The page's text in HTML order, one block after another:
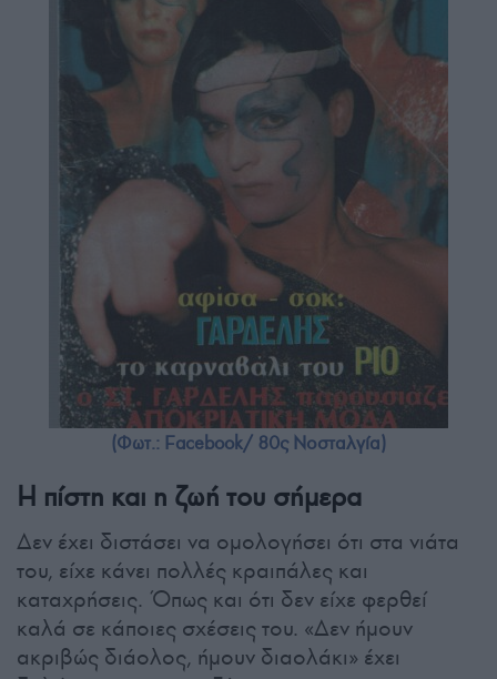
(Φωτ.: Facebook/ 80ς Νοσταλγία)
Η πίστη και η ζωή του σήμερα
Δεν έχει διστάσει να ομολογήσει ότι στα νιάτα
του, είχε κάνει πολλές κραιπάλες και
καταχρήσεις. Όπως και ότι δεν είχε φερθεί
καλά σε κάποιες σχέσεις του. «Δεν ήμουν
ακριβώς διάολος, ήμουν διαολάκι» έχει